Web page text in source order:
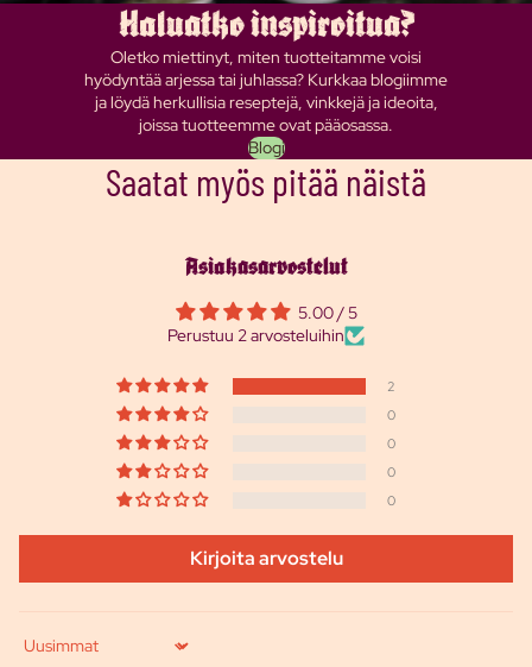
Haluatko inspiroitua?
Oletko miettinyt, miten tuotteitamme voisi
hyödyntää arjessa tai juhlassa? Kurkkaa blogiimme
ja löydä herkullisia reseptejä, vinkkejä ja ideoita,
joissa tuotteemme ovat pääosassa.
Blogi
Saatat myös pitää näistä
Asiakasarvostelut
5.00 / 5
Perustuu 2 arvosteluihin
2
0
0
0
0
Kirjoita arvostelu
Sort by